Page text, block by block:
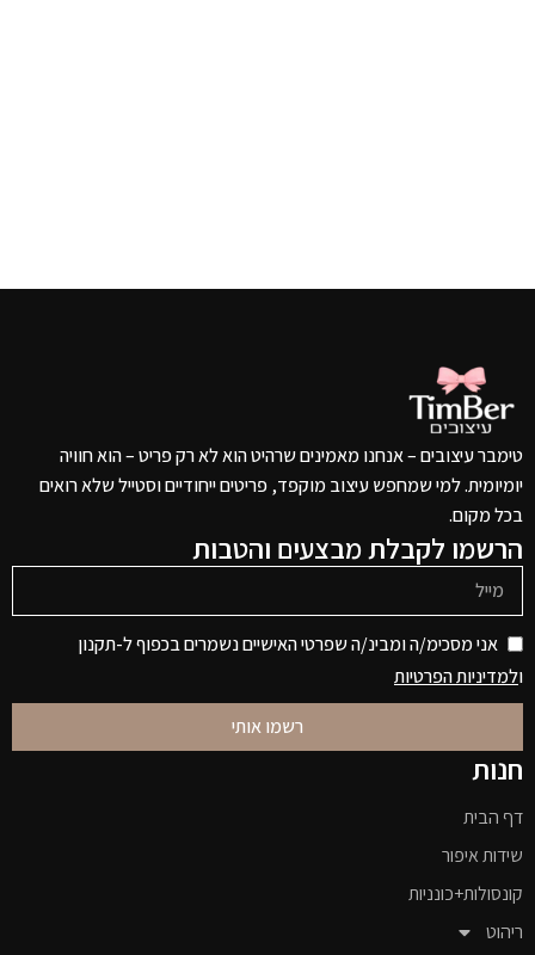
טימבר עיצובים – אנחנו מאמינים שרהיט הוא לא רק פריט – הוא חוויה
יומיומית. למי שמחפש עיצוב מוקפד, פריטים ייחודיים וסטייל שלא רואים
בכל מקום.
הרשמו לקבלת מבצעים והטבות
אני מסכימ/ה ומבינ/ה שפרטי האישיים נשמרים בכפוף ל-תקנון
ולמדיניות הפרטיות
רשמו אותי
חנות
דף הבית
שידות איפור
קונסולות+כונניות
ריהוט